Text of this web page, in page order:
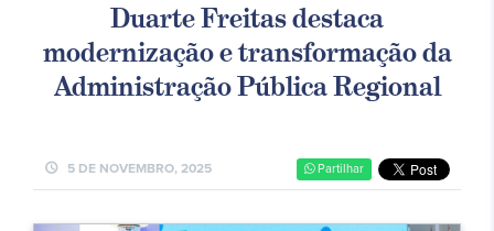
Duarte Freitas destaca
modernização e transformação da
Administração Pública Regional
schedule 5 DE NOVEMBRO, 2025 Partilhar